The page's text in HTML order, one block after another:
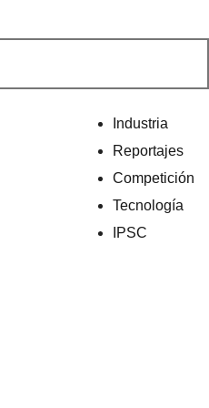
Industria
Reportajes
Competición
Tecnología
IPSC